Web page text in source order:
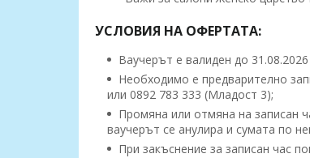
УСЛОВИЯ НА ОФЕРТАТА:
Ваучерът е валиден до 31.08.2026
Необходимо е предварително
или 0892 783 333 (Младост 3);
Промяна или отмяна на записан
ваучерът се анулира и сумата по
При закъснение за записан час